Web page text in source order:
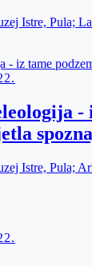
Istre, Pula;
-
Istre, Pula;